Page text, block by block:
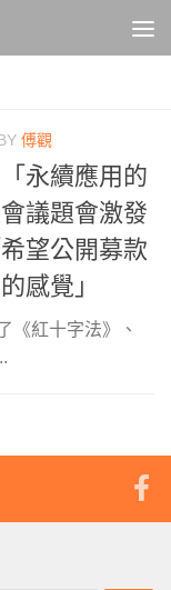
傅觀
永續應用的
議題會激發
望公開募款
感覺」
《紅十字法》、